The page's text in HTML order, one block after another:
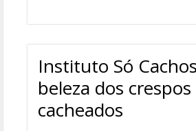
Instituto Só
beleza dos crespos
cacheados